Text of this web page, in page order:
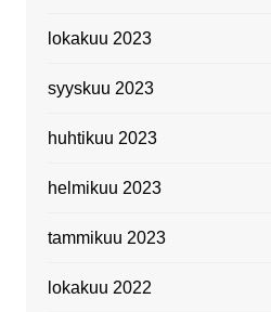
lokakuu 2023
syyskuu 2023
huhtikuu 2023
helmikuu 2023
tammikuu 2023
lokakuu 2022